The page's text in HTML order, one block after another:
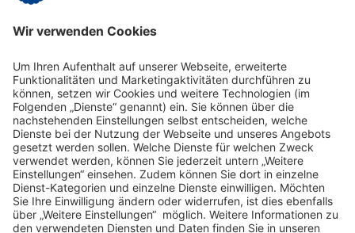
übermittelten Daten zur Kontaktaufnahme und für